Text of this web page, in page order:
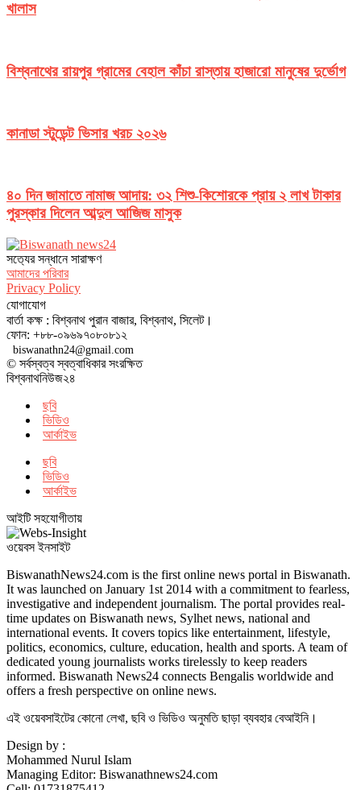
খালাস
বিশ্বনাথের রায়পুর গ্রামের বেহাল কাঁচা রাস্তায় হাজারো মানুষের দুর্ভোগ
কানাডা স্টুডেন্ট ভিসার খরচ ২০২৬
৪০ দিন জামাতে নামাজ আদায়: ৩২ শিশু-কিশোরকে প্রায় ২ লাখ টাকার
পুরস্কার দিলেন আব্দুল আজিজ মাসুক
সত‌্যের সন্ধানে সারাক্ষণ
আমাদের পরিবার
Privacy Policy
যোগাযোগ
বার্তা কক্ষ : বিশ্বনাথ পুরান বাজার, বিশ্বনাথ, সিলেট।
ফোন: +৮৮-০৯৬৯৭০৮০৮১২
biswanathn24@gmail.com
© সর্বস্বত্ব স্বত্বাধিকার সংরক্ষিত
বিশ্বনাথনিউজ২৪
ছবি
ভিডিও
আর্কাইভ
ছবি
ভিডিও
আর্কাইভ
আইটি সহযোগীতায়
ওয়েবস ইনসাইট
BiswanathNews24.com is the first online news portal in Biswanath.
It was launched on January 1st 2014 with a commitment to fearless,
investigative and independent journalism. The portal provides real-
time updates on Biswanath news, Sylhet news, national and
international events. It covers topics like entertainment, lifestyle,
politics, economics, culture, education, health and sports. A team of
dedicated young journalists works tirelessly to keep readers
informed. Biswanath News24 connects Bengalis worldwide and
offers a fresh perspective on online news.
এই ওয়েবসাইটের কোনো লেখা, ছবি ও ভিডিও অনুমতি ছাড়া ব্যবহার বেআইনি।
Design by :
Mohammed Nurul Islam
Managing Editor: Biswanathnews24.com